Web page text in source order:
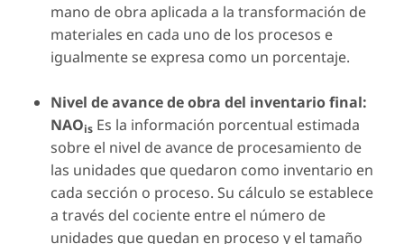
mano de obra aplicada a la transformación de
materiales en cada uno de los procesos e
igualmente se expresa como un porcentaje.
Nivel de avance de obra del inventario final:
NAOis Es la información porcentual estimada
sobre el nivel de avance de procesamiento de
las unidades que quedaron como inventario en
cada sección o proceso. Su cálculo se establece
a través del cociente entre el número de
unidades que quedan en proceso y el tamaño